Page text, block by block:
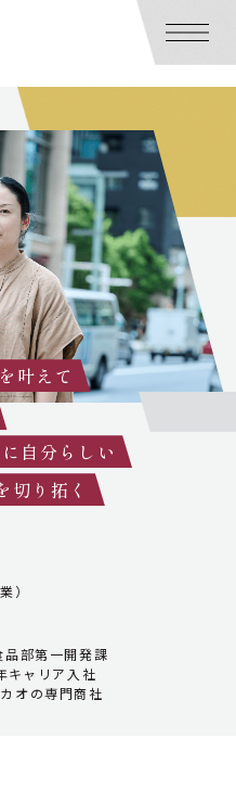
知る
用
ル
叶えて
自分らしい
切り拓く
）
部第一開発課
キャリア入社
オの専門商社